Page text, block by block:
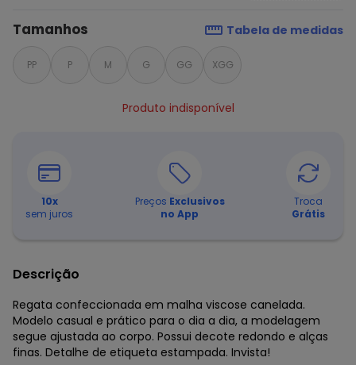
Tamanhos Tabela de medidas
PP P M G GG XGG
Produto indisponível
10x
sem juros
Preços Exclusivos
no App
Troca
Grátis
Descrição
Regata confeccionada em malha viscose canelada.
Modelo casual e prático para o dia a dia, a modelagem
segue ajustada ao corpo. Possui decote redondo e alças
finas. Detalhe de etiqueta estampada. Invista!